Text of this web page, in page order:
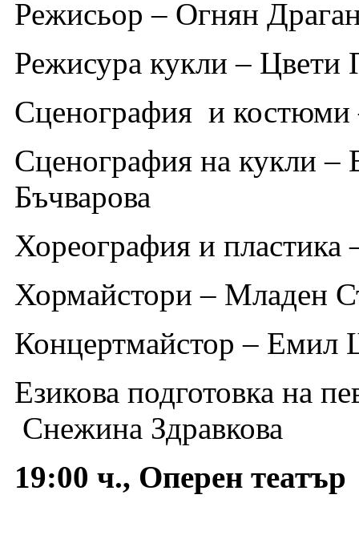
Режисьор – Огнян
Режисура кукли – Цвети
Сценография и костюми
Сценография на кукли –
Бъчварова
Хореография и пластика
Хормайстори – Младен
Концертмайстор – Емил
Езикова подготовка на
Снежина Здравкова
19:00 ч., Оперен театър